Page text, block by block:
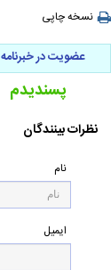
نسخه چاپی
عضویت در خبرنامه
پسندیدم
نظرات بینندگان
نام
ایمیل